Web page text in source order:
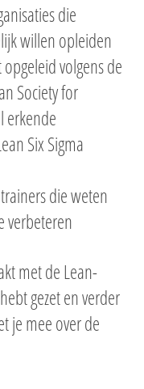
die
willen opleiden
volgens de
Society for
erkende
Six Sigma
die weten
verbeteren
met de Lean-
gezet en verder
je mee over de